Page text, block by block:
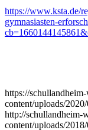
https://www.ksta.de/
gymnasiasten-
https://
content/uploads/
http://schullandheim-
content/uploads/